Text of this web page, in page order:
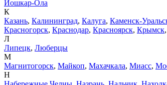
Йошкар-Ола
К
Казань, Калининград, Калуга, Каменск-
Красногорск, Краснодар, Красноярск, Крымск,
Л
Липецк, Люберцы
М
Магнитогорск, Майкоп, Махачкала, Миасс,
Н